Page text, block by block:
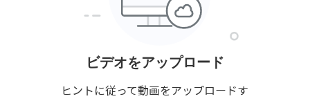
ビデオをアップロード
ヒントに従って動画をアップロードす